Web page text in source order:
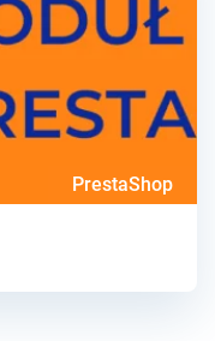
PrestaShop